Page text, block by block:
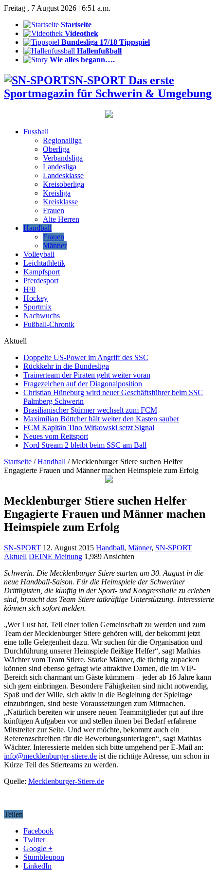
Freitag , 7 August 2026 | 6:51 a.m.
Startseite
Videothek
Bundesliga 17/18 Tippspiel
Hallenfußball
Wie alles begann….
SN-SPORT Das erste
Sportmagazin für Schwerin & Umgebung
Fussball
Regionalliga
Oberliga
Verbandsliga
Landesliga
Landesklasse
Kreisoberliga
Kreisliga
Kreisklasse
Frauen
Alte Herren
Handball
Frauen
Männer
Volleyball
Leichtathletik
Kampfsport
Pferdesport
H²0
Hockey
Sportmix
Nachwuchs
Fußball-Chronik
Aktuell
Doppelte US-Power im Angriff des SSC
Rückkehr in die Bundesliga
Trainerteam der Piraten geht weiter voran
Fragezeichen auf der Diagonalposition
Christian Hüneburg wird neuer Geschäftsführer beim SSC
Palmberg Schwerin
Brasilianischer Stürmer wechselt zum FCM
Maximilian Böttcher hält weiter den Kasten sauber
FCM Kapitän Tino Witkowski setzt Signal
Neues vom Reitsport
Nord Stream 2 bleibt beim SSC am Ball
Startseite / Handball / Mecklenburger Stiere suchen Helfer
Engagierte Frauen und Männer machen Heimspiele zum Erfolg
Mecklenburger Stiere suchen Helfer
Engagierte Frauen und Männer machen
Heimspiele zum Erfolg
SN-SPORT 12. August 2015 Handball, Männer, SN-SPORT
Aktuell DEINE Meinung 1,989 Ansichten
Schwerin. Die Mecklenburger Stiere starten am 30. August in die
neue Handball-Saison. Für die Heimspiele der Schweriner
Drittligisten, die künftig in der Sport- und Kongresshalle zu erleben
sind, braucht das Team Stiere tatkräftige Unterstützung. Interessierte
können sich sofort melden.
„Wer Lust hat, Teil einer tollen Gemeinschaft zu werden und zum
Team der Mecklenburger Stiere gehören will, der bekommt jetzt
eine tolle Gelegenheit dazu. Wir suchen für die Organisation und
Durchführung unserer Heimspiele fleißige Helfer“, sagt Mathias
Wächter vom Team Stiere. Starke Männer, die tüchtig zupacken
können sind ebenso gefragt wie attraktive Damen, die im VIP-
Bereich sich charmant um Gäste kümmern – jeder ab 16 Jahre kann
sich gern einbringen. Besondere Fähigkeiten sind nicht notwendig,
Spaß und der Wille, sich aktiv in die Begleitung der Spieltage
einzubringen, sind beste Voraussetzungen zum Mitmachen.
„Natürlich bereiten wir unsere neuen Teammitglieder gut auf ihre
künftigen Aufgaben vor und stellen ihnen bei Bedarf erfahrene
Mitstreiter zur Seite. Und wer möchte, bekommt auch ein
Referenzschreiben für die Bewerbungsunterlagen“, sagt Mathias
Wächter. Interessierte melden sich bitte umgehend per E-Mail an:
info@mecklenburger-stiere.de ist die richtige Adresse, um schon in
Kürze Teil des Stierteams zu werden.
Quelle: Mecklenburger-Stiere.de
Teilen
Facebook
Twitter
Google +
Stumbleupon
LinkedIn